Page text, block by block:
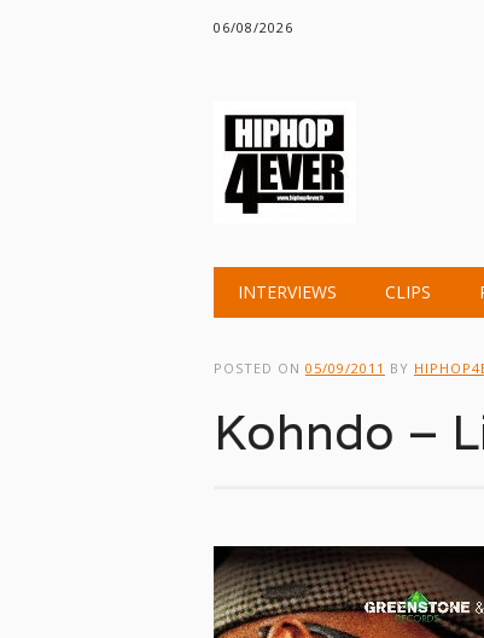
06/08/2026
Main menu
INTERVIEWS CLIPS
POSTED ON 05/09/2011 BY
Kohndo –